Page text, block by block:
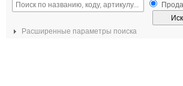
Расширенные параметры поиска